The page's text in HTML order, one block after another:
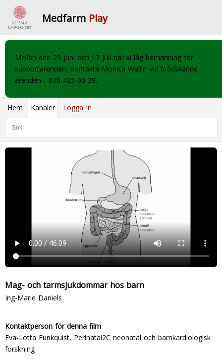
Medfarm Play
Mellan den 29 juni och 13 juli har vi låg bemanning för
supportärenden. Kontakta Monica Wallin vid brådskande
ärenden - 070-425 00 39.
Hem Kanaler Logga In
Mag- och tarmsjukdommar hos barn
Ing-Marie Daniels
Kontaktperson för denna film
Eva-Lotta Funkquist, Perinatal2C neonatal och barnkardiologisk
forskning